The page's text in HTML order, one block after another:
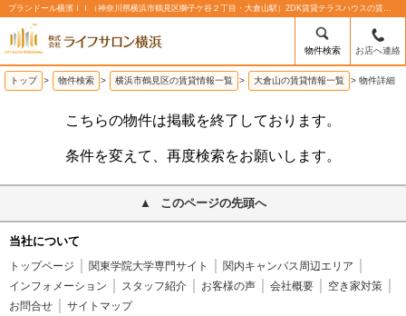
プランドール横濱ＩＩ（神奈川県横浜市鶴見区獅子ケ谷２丁目・大倉山駅）2DK賃貸テラスハウスの賃貸物件情報%% | 株式会社ライフサロン横浜
物件検索 お店へ連絡
トップ > 物件検索 > 横浜市鶴見区の賃貸情報一覧 > 大倉山の賃貸情報一覧 > 物件詳細
こちらの物件は掲載を終了しております。
条件を変えて、再度検索をお願いします。
このページの先頭へ
当社について
トップページ 関東学院大学専門サイト
関内キャンパス周辺エリア
インフォメーション
スタッフ紹介 お客様の声 会社概要
空き家対策
お問合せ
サイトマップ